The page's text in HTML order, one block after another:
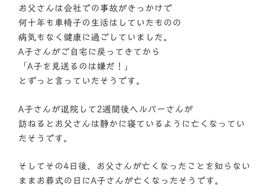
お父さんは会社での事故がきっかけで
何十年も車椅子の生活はしていたものの
病気もなく健康に過ごしていました。
A子さんがご自宅に戻ってきてから
「A子を見送るのは嫌だ！」
とずっと言っていたそうです。
A子さんが退院して2週間後ヘルパーさんが
訪ねるとお父さんは静かに寝ているように亡くなってい
たそうです。
そしてその4日後、お父さんが亡くなったことを知らない
ままお葬式の日にA子さんが亡くなったそうです。